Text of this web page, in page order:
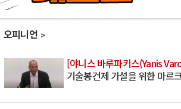
오피니언
[야니스 바루파키스(Yanis
기술봉건제 가설을 위한 마르